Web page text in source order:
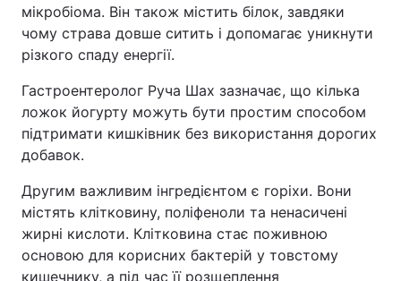
мікробіома. Він також містить білок, завдяки
чому страва довше ситить і допомагає уникнути
різкого спаду енергії.
Гастроентеролог Руча Шах зазначає, що кілька
ложок йогурту можуть бути простим способом
підтримати кишківник без використання дорогих
добавок.
Другим важливим інгредієнтом є горіхи. Вони
містять клітковину, поліфеноли та ненасичені
жирні кислоти. Клітковина стає поживною
основою для корисних бактерій у товстому
кишечнику, а під час її розщеплення